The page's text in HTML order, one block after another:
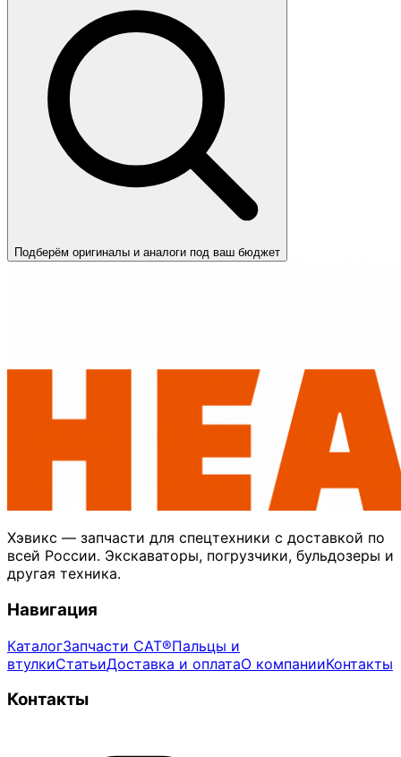
Подберём оригиналы и аналоги под ваш бюджет
Хэвикс — запчасти для спецтехники с доставкой по
всей России. Экскаваторы, погрузчики, бульдозеры и
другая техника.
Навигация
КаталогЗапчасти CAT®Пальцы и
втулкиСтатьиДоставка и оплатаО компанииКонтакты
Контакты